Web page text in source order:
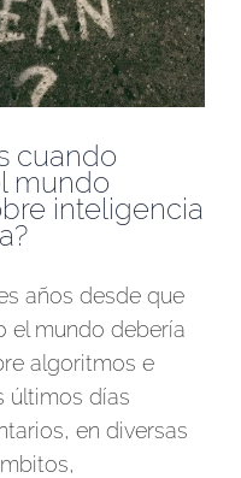
cuando
mundo
inteligencia
años desde que
el mundo debería
algoritmos e
últimos días
en diversas